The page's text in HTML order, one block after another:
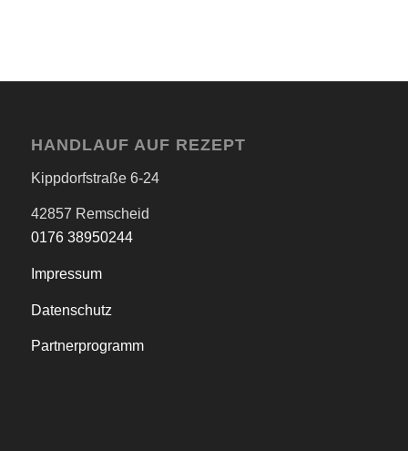
HANDLAUF AUF REZEPT
Kippdorfstraße 6-24
42857 Remscheid
0176 38950244
Impressum
Datenschutz
Partnerprogramm